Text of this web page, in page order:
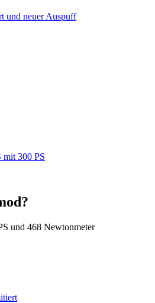
und neuer Auspuff
mit 300 PS
und 468 Newtonmeter